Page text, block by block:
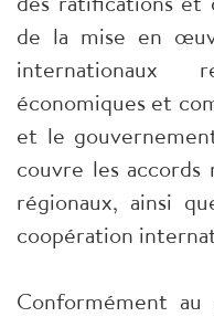
de la mise en
internationaux
économiques et
et le
couvre les
régionaux, ainsi
coopération
Conformément